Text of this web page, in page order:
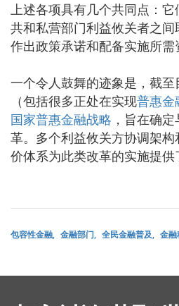
上述各项具有几个共同点：
共和私营部门利益攸关者之
作出政策承诺和配备实施所需
一个令人鼓舞的迹象是，截
（包括很多正处在实现普惠金
国家普惠金融战略 ，旨在确
革。多个利益攸关方协调架
价体系为此类改革的实施提供
包容性金融 金融部门 全民金融普及 金融